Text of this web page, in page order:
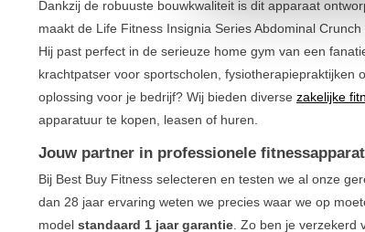
Dankzij de robuuste bouwkwaliteit is dit apparaat
maakt de Life Fitness Insignia Series Abdominal
Hij past perfect in de serieuze home gym van een
krachtpatser voor sportscholen, fysiotherapiepraktijken
oplossing voor je bedrijf? Wij bieden diverse zakelijke
apparatuur te kopen, leasen of huren.
Jouw partner in professionele
Bij Best Buy Fitness selecteren en testen we al onze
dan 28 jaar ervaring weten we precies waar we op
model standaard 1 jaar garantie . Zo ben je